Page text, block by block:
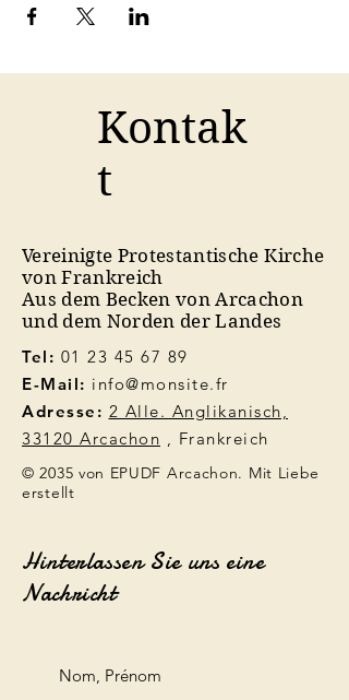
Kontak
t
Vereinigte Protestantische Kirche
von Frankreich
Aus dem Becken von Arcachon
und dem Norden der Landes
Tel: 01 23 45 67 89
E-Mail: info@monsite.fr
Adresse: 2 Alle. Anglikanisch,
33120 Arcachon , Frankreich
© 2035 von EPUDF Arcachon. Mit Liebe
erstellt
Hinterlassen Sie uns eine
Nachricht